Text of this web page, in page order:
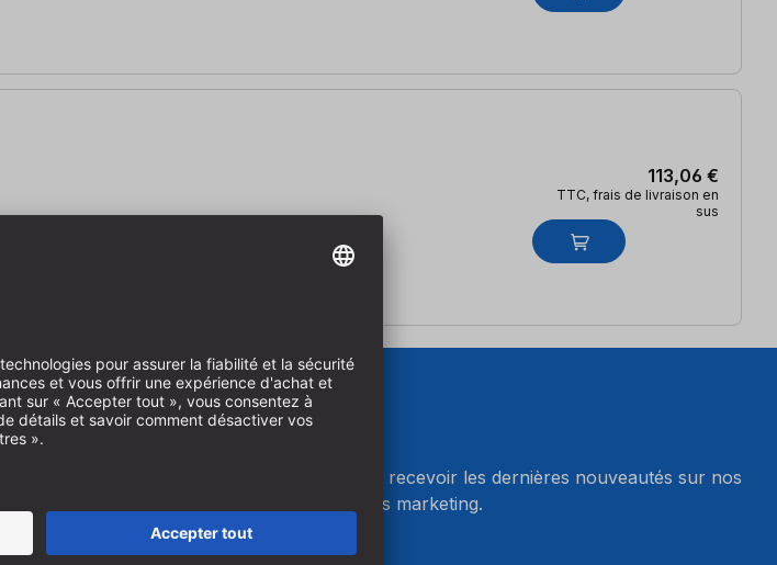
113,06 €
TTC, frais de livraison en
sus
Pour vous abonner à notre newsletter et recevoir les dernières nouveautés sur nos
produits, vous devez accepter les cookies marketing.
Gérer les paramètres des cookies